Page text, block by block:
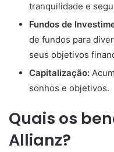
tranquilidade e
Fundos de
de fundos para
seus objetivos
Capitalização:
sonhos e objetivos.
Quais os
Allianz?